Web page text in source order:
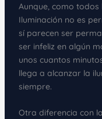
Aunque, como
Iluminación no es
sí parecen ser
ser infeliz en algún
unos cuantos
llega a alcanzar la
siempre.
Otra diferencia con